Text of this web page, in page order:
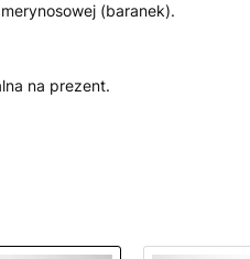
(baranek).
na prezent.